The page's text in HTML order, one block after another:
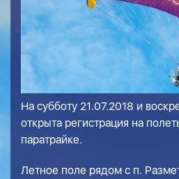
На субботу 21.07.2018 и
открыта регистрация на
паратрайке.
Летное поле рядом с п.